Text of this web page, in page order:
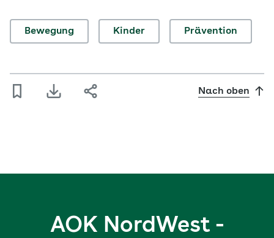
Bewegung Kinder Prävention
Nach oben
AOK NordWest -